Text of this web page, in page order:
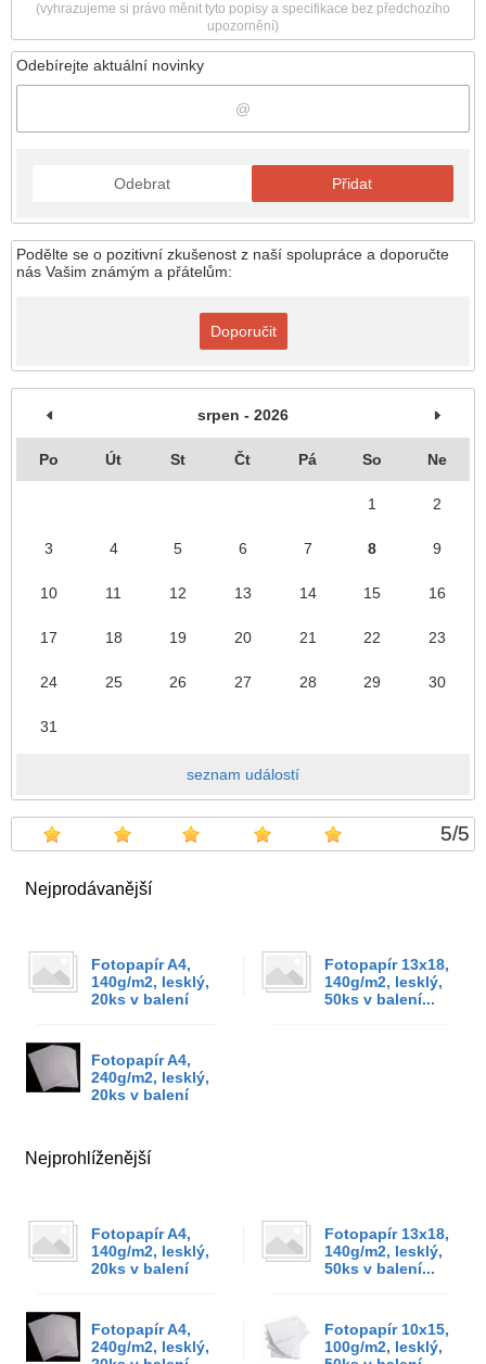
Odebírejte aktuální novinky
Odebrat Přidat
Podělte se o pozitivní zkušenost z naší spolupráce a doporučte
nás Vašim známým a přátelům:
Doporučit
srpen - 2026
Po Út St Čt Pá So Ne
1 2
3 4 5 6 7 8 9
10 11 12 13 14 15 16
17 18 19 20 21 22 23
24 25 26 27 28 29 30
31
seznam událostí
5/5
Nejprodávanější
Fotopapír A4,
140g/m2, lesklý,
20ks v balení
Fotopapír 13x18,
140g/m2, lesklý,
50ks v balení...
Fotopapír A4,
240g/m2, lesklý,
20ks v balení
Nejprohlíženější
Fotopapír A4,
140g/m2, lesklý,
20ks v balení
Fotopapír 13x18,
140g/m2, lesklý,
50ks v balení...
Fotopapír A4,
240g/m2, lesklý,
Fotopapír 10x15,
100g/m2, lesklý,
(vyhrazujeme si právo měnit tyto popisy a specifikace bez předchozího
upozornění)